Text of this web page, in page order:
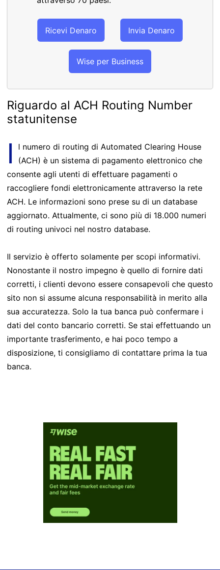
Ricevi Denaro Invia Denaro
Wise per Business
Riguardo al ACH Routing Number
statunitense
I
l numero di routing di Automated Clearing House
(ACH) è un sistema di pagamento elettronico che
consente agli utenti di effettuare pagamenti o
raccogliere fondi elettronicamente attraverso la rete
ACH. Le informazioni sono prese su di un database
aggiornato. Attualmente, ci sono più di 18.000 numeri
di routing univoci nel nostro database.
Il servizio è offerto solamente per scopi informativi.
Nonostante il nostro impegno è quello di fornire dati
corretti, i clienti devono essere consapevoli che questo
sito non si assume alcuna responsabilità in merito alla
sua accuratezza. Solo la tua banca può confermare i
dati del conto bancario corretti. Se stai effettuando un
importante trasferimento, e hai poco tempo a
disposizione, ti consigliamo di contattare prima la tua
banca.